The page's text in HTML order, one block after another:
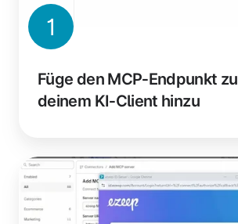
1
Füge den MCP‑Endpunkt zu
deinem KI‑Client hinzu